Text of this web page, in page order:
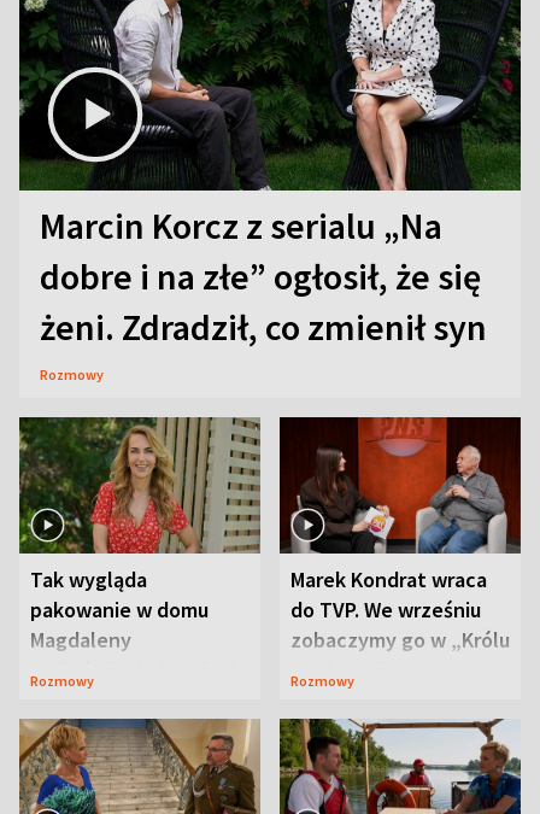
Marcin Korcz z serialu „Na
dobre i na złe” ogłosił, że się
żeni. Zdradził, co zmienił syn
Rozmowy
Tak wygląda
pakowanie w domu
Magdaleny
Waligórskiej-Lisieckiej.
Rozmowy
Marek Kondrat wraca
do TVP. We wrześniu
zobaczymy go w „Królu
Maciusiu I”
Rozmowy